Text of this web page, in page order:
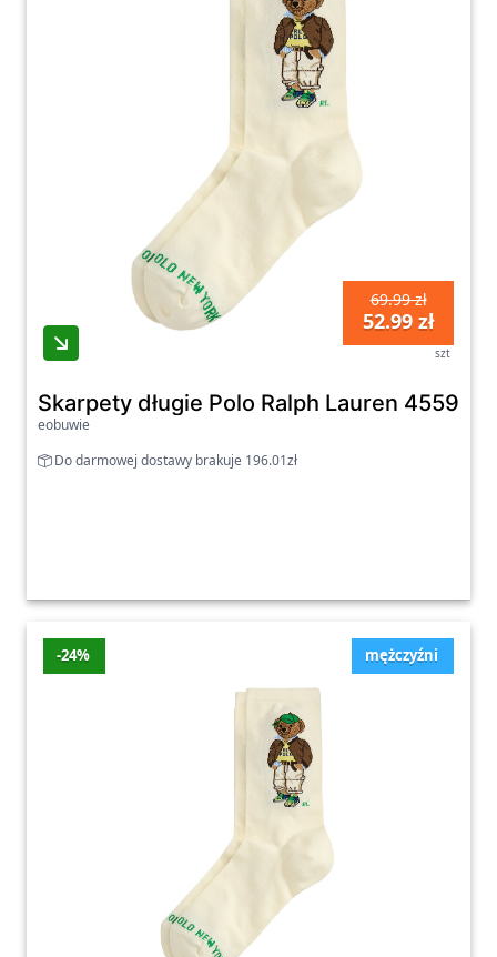
69.99 zł
52.99 zł
szt
Skarpety długie Polo Ralph Lauren
eobuwie
Do darmowej dostawy brakuje 196.01zł
mężczyźni
-24%